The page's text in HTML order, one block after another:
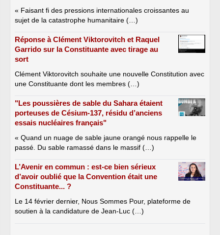
« Faisant fi des pressions internationales croissantes au
sujet de la catastrophe humanitaire (…)
Réponse à Clément Viktorovitch et Raquel
Garrido sur la Constituante avec tirage au
sort
Clément Viktorovitch souhaite une nouvelle Constitution avec
une Constituante dont les membres (…)
"Les poussières de sable du Sahara étaient
porteuses de Césium-137, résidu d’anciens
essais nucléaires français"
« Quand un nuage de sable jaune orangé nous rappelle le
passé. Du sable ramassé dans le massif (…)
L’Avenir en commun : est-ce bien sérieux
d’avoir oublié que la Convention était une
Constituante... ?
Le 14 février dernier, Nous Sommes Pour, plateforme de
soutien à la candidature de Jean-Luc (…)